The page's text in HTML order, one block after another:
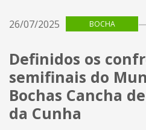
26/07/2025 BOCHA
Definidos os
semifinais do
Bochas Cancha
da Cunha